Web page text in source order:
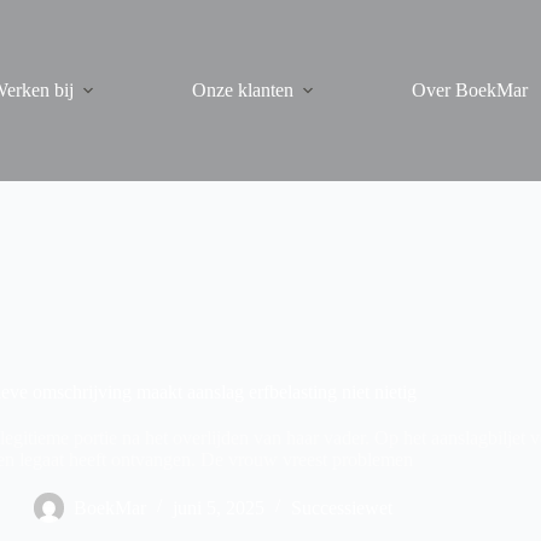
bij Onze klanten Over BoekMar